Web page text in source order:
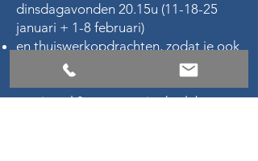
dinsdagavonden 20.15u (11-18-25
januari + 1-8 februari)
en thuiswerkopdrachten, zodat je ook
tussen de sessies door blijft flateren
maximaal 8 personen in de club